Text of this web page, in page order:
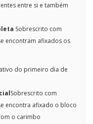
entre si e também
Sobrescrito com
encontram afixados os
do primeiro dia de
Sobrescrito com
encontra afixado o bloco
o carimbo